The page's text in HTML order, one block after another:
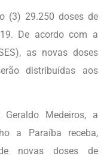
(3) 29.250 doses de
De acordo com a
as novas doses
distribuídas aos
Medeiros, a
a Paraíba receba,
novas doses de